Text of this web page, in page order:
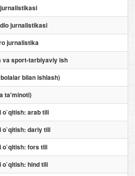
jurnalistikasi
jurnalistika
va sport-tarbiyaviy ish
bilan ishlash)
ta'minoti)
o`qitish: arab tili
o`qitish: dariy tili
o`qitish: fors tili
o`qitish: hind tili